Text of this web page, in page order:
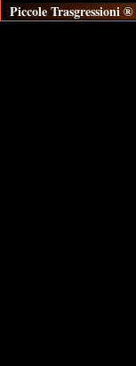
Piccole Trasgressioni ®